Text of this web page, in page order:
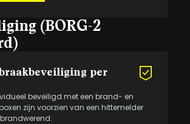
(BORG-2
per
beveiligd met een brand- en
zijn voorzien van een hittemelder